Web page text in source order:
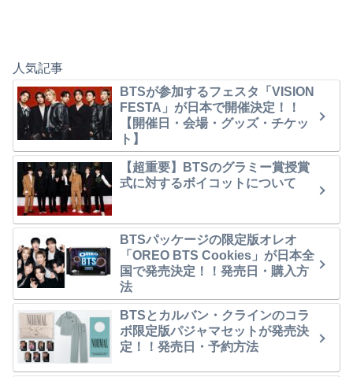
人気記事
BTSが参加するフェスタ「VISION
FESTA」が日本で開催決定！！
【開催日・会場・グッズ・チケッ
ト】
【超重要】BTSのグラミー賞授賞
式に対するボイコットについて
BTSパッケージの限定版オレオ
「OREO BTS Cookies」が日本全
国で発売決定！！発売日・購入方
法
BTSとカルバン・クラインのコラ
ボ限定版パジャマセットが発売決
定！！発売日・予約方法